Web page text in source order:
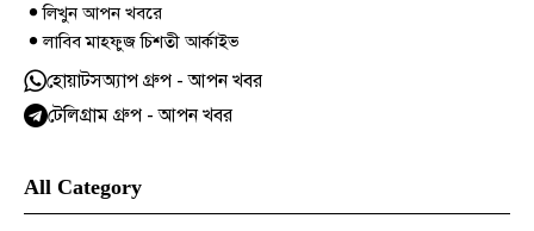
লিখুন আপন খবরে
লাবিব মাহফুজ চিশতী আর্কাইভ
হোয়াটসঅ্যাপ গ্রুপ - আপন খবর
টেলিগ্রাম গ্রুপ - আপন খবর
All Category